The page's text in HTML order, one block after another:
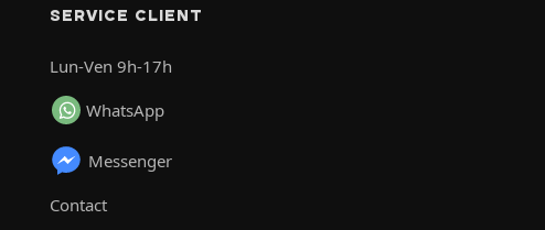
SERVICE CLIENT
Lun-Ven 9h-17h
WhatsApp
Messenger
Contact